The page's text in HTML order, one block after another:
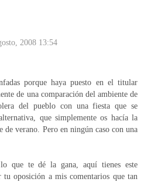
2008 13:54
porque haya puesto en el titular
de una comparación del ambiente de
del pueblo con una fiesta que se
que simplemente os hacía la
de verano. Pero en ningún caso con una
que te dé la gana, aquí tienes este
tu oposición a mis comentarios que tan